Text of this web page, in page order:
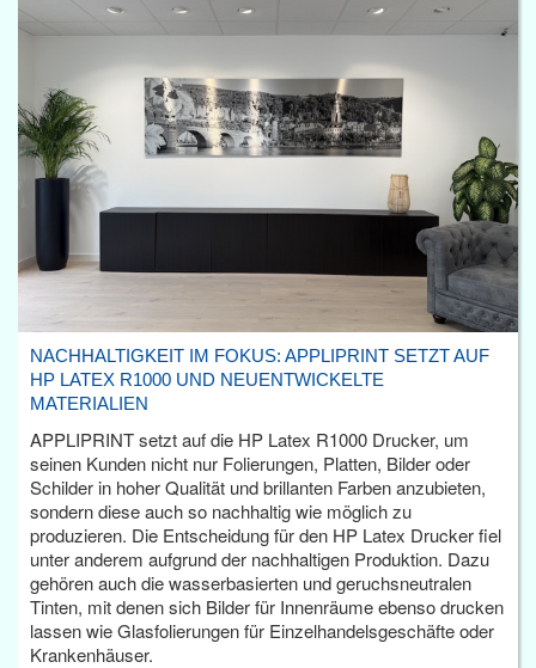
NACHHALTIGKEIT IM FOKUS: APPLIPRINT SETZT AUF
HP LATEX R1000 UND NEUENTWICKELTE
MATERIALIEN
APPLIPRINT setzt auf die HP Latex R1000 Drucker, um
seinen Kunden nicht nur Folierungen, Platten, Bilder oder
Schilder in hoher Qualität und brillanten Farben anzubieten,
sondern diese auch so nachhaltig wie möglich zu
produzieren. Die Entscheidung für den HP Latex Drucker fiel
unter anderem aufgrund der nachhaltigen Produktion. Dazu
gehören auch die wasserbasierten und geruchsneutralen
Tinten, mit denen sich Bilder für Innenräume ebenso drucken
lassen wie Glasfolierungen für Einzelhandelsgeschäfte oder
Krankenhäuser.